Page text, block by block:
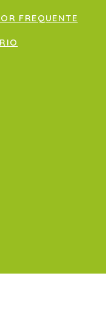
FREQUENTE